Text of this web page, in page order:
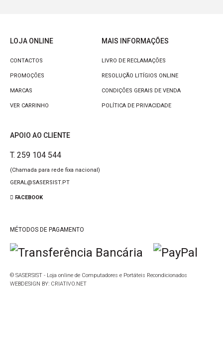
LOJA ONLINE
CONTACTOS
PROMOÇÕES
MARCAS
VER CARRINHO
MAIS INFORMAÇÕES
LIVRO DE RECLAMAÇÕES
RESOLUÇÃO LITÍGIOS ONLINE
CONDIÇÕES GERAIS DE VENDA
POLÍTICA DE PRIVACIDADE
APOIO AO CLIENTE
T. 259 104 544
(Chamada para rede fixa nacional)
GERAL@SASERSIST.PT
FACEBOOK
MÉTODOS DE PAGAMENTO
© SASERSIST - Loja online de Computadores e Portáteis Recondicionados
WEBDESIGN BY: CRIATIVO.NET